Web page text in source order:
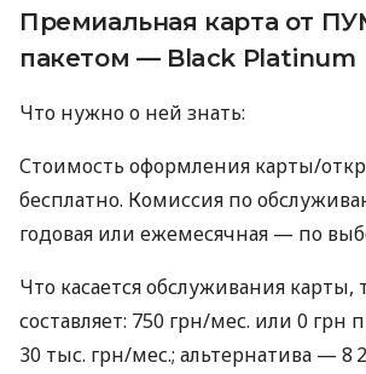
Премиальная карта от
пакетом — Black Platinum
Что нужно о ней знать:
Стоимость оформления карты/
бесплатно. Комиссия по
годовая или ежемесячная — по
Что касается обслуживания карты,
составляет: 750 грн/мес. или 0 грн
30 тыс. грн/мес.; альтернатива — 8